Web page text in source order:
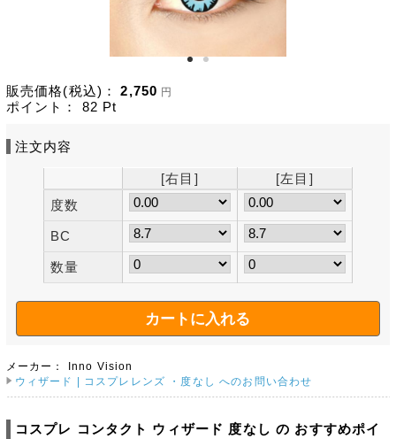
販売価格(税込)： 2,750 円
ポイント： 82 Pt
注文内容
[右目]
[左目]
度数
BC
数量
メーカー：
Inno Vision
ウィザード | コスプレレンズ ・度なし へのお問い合わせ
コスプレ コンタクト ウィザード 度なし の おすすめポイ